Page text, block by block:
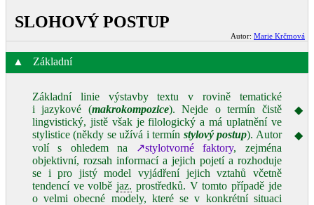
SLOHOVÝ POSTUP
Autor: Marie Krčmová
▲ Základní
Základní linie výstavby textu v rovině tematické
i jazykové (makrokompozice). Nejde o termín čistě
lingvistický, jistě však je filologický a má uplatnění ve
stylistice (někdy se užívá i termín stylový postup). Autor
volí s ohledem na
↗stylotvorné faktory, zejména
objektivní, rozsah informací a jejich pojetí a rozhoduje
se i pro jistý model vyjádření jejich vztahů včetně
tendencí ve volbějaz. prostředků. V tomto případě jde
o velmi obecné modely, které se v konkrétní situaci
◆
◆